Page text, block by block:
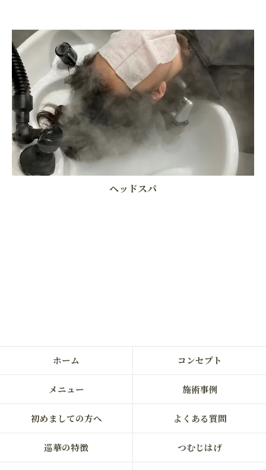
ヘッドスパ
ホーム コンセプト
メニュー 施術事例
初めましての方へ よくある質問
巡華の特徴 つむじはげ